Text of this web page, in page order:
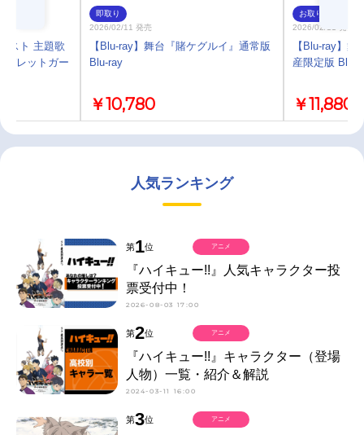
スト 主題歌
パレットガー
即取り
2026/02/11 発売
【Blu-ray】舞台『賭ケグルイ』通常版
Blu-ray
￥10,780
お取り寄せ
2026/02/11 発売
【Blu-ray】
産限定版 Blu-
￥11,880
人気ランキング
第1位
『ハイキュー!!』人気キャラクター投
票受付中！
2026-08-03 17:00
アニメ
第2位
『ハイキュー!!』キャラクター（登場
人物）一覧・紹介＆解説
2024-03-11 16:00
アニメ
第3位 アニメ